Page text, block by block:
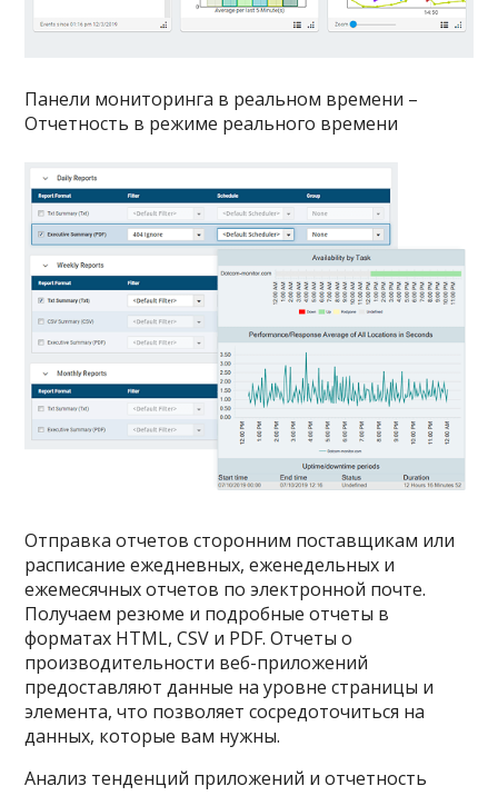
Панели мониторинга в реальном времени –
Отчетность в режиме реального времени
Отправка отчетов сторонним поставщикам или
расписание ежедневных, еженедельных и
ежемесячных отчетов по электронной почте.
Получаем резюме и подробные отчеты в
форматах HTML, CSV и PDF. Отчеты о
производительности веб-приложений
предоставляют данные на уровне страницы и
элемента, что позволяет сосредоточиться на
данных, которые вам нужны.
Анализ тенденций приложений и отчетность